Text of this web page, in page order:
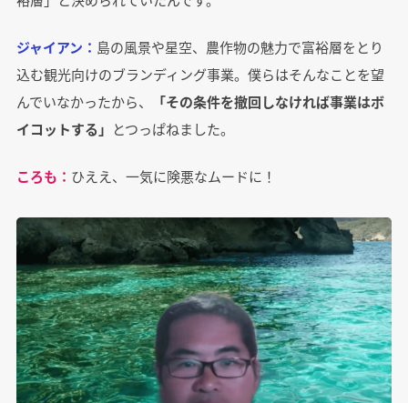
ジャイアン： 島の風景や星空、農作物の魅力で富裕層をとり
込む観光向けのブランディング事業。僕らはそんなことを望
んでいなかったから、
「その条件を撤回しなければ事業はボ
イコットする」 とつっぱねました。
ころも： ひええ、一気に険悪なムードに！